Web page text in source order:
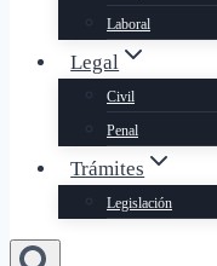
Laboral
Legal
Civil
Penal
Trámites
Legislación